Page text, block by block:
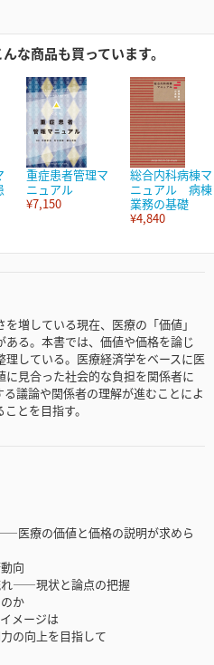
な商品も買っています。
重症患者管理マ
ニュアル
¥7,150
総合内科病棟マ
ニュアル 病棟
業務の基礎
¥4,840
増している現在、医療の「価値」
る。本書では、価値や価格を論じ
している。医療経済学をベースに医
見合った社会的な負担を関係者に
議論や関係者の理解が進むことによ
とを目指す。
医療の価値と価格の説明が求めら
向
――現状と論点の把握
か
メージは
向上を目指して